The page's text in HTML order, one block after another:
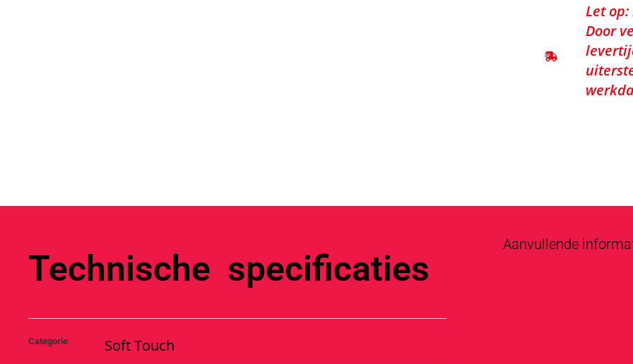
Let
Door
Technische specificaties
Categorie Soft Touch
Aanvullende